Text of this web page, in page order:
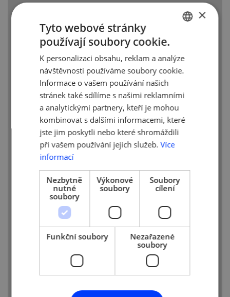
Doporučujeme prozatím zvážit
„sdruženou“ objednávku testů za více
menších firems cílem dosažení
množstevní slevy.
Pozor na statistická dataza malé firmy
v procentech! Je třeba brát na zřetel
agregovaná data. 1 pozitivní zaměstnanec
z celkových 10 zaměstnanců = 10 %
pozitivních v celkovém vzorku. Mylně
by se pak mohla veřejnost domnívat, že
největší nákaza je v malých firmách!
Dosavadní výsledky testování
v průmyslu
zaměstnanců.
Testování 2x/týden– jedná se
o požadavek epidemiologů, pokud tak
nastane, stát bude hradit 8x 60,-
prosazuje v případě schválení, aby
testování 2x týdně bylo odstartováno až
po Velikonocích, kde jsou 2 zkrácené
Příspěvek státu– AMSP ČR požaduje
ENGLISH
×
Tyto webové stránky
používají soubory cookie.
K personalizaci obsahu, reklam a analýze
návštěvnosti používáme soubory cookie.
Informace o vašem používání našich
stránek také sdílíme s našimi reklamními
a analytickými partnery, kteří je mohou
kombinovat s dalšími informacemi, které
jste jim poskytli nebo které shromáždili
při vašem používání jejich služeb. Více
informací
Nezbytně
nutné
soubory
Výkonové
soubory
Soubory
cílení
Funkční soubory
Nezařazené
soubory